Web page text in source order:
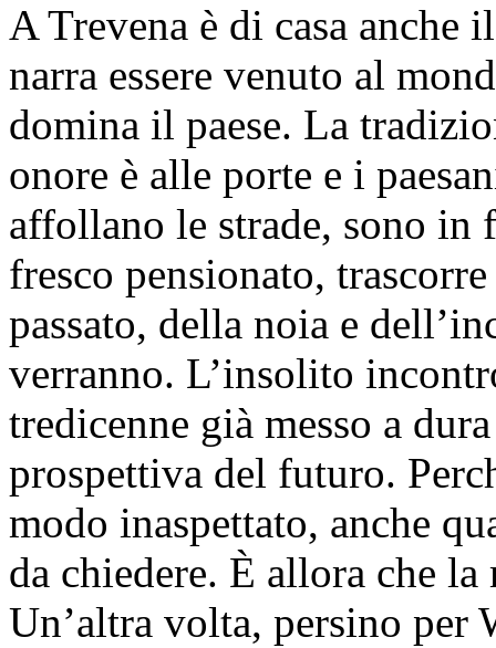
A Trevena è di casa anche
narra essere venuto al
domina il paese. La
onore è alle porte e i
affollano le strade, sono
fresco pensionato,
passato, della noia e
verranno. L’insolito
tredicenne già messo a
prospettiva del futuro.
modo inaspettato, anche
da chiedere. È allora che
Un’altra volta, persino per